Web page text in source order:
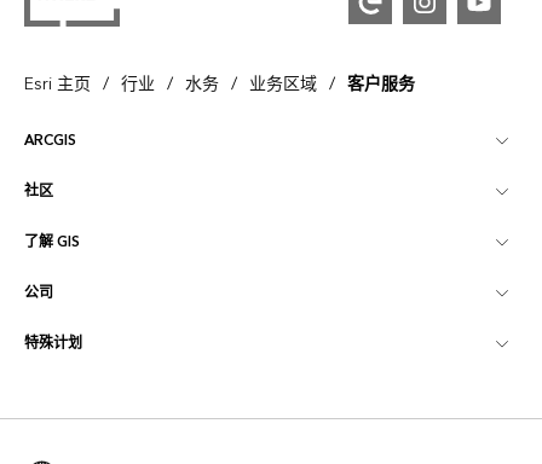
Esri 主页 / 行业 / 水务 / 业务区域 / 客户服务
ARCGIS
ArcGIS 概览
制图
ArcGIS Online
社区
Esri 社区
ArcGIS 博客
用户研究和测试
了解 GIS
什么是 GIS？
位置智能
培训
公司
关于 Esri
特殊计划
ArcGIS for Student Use